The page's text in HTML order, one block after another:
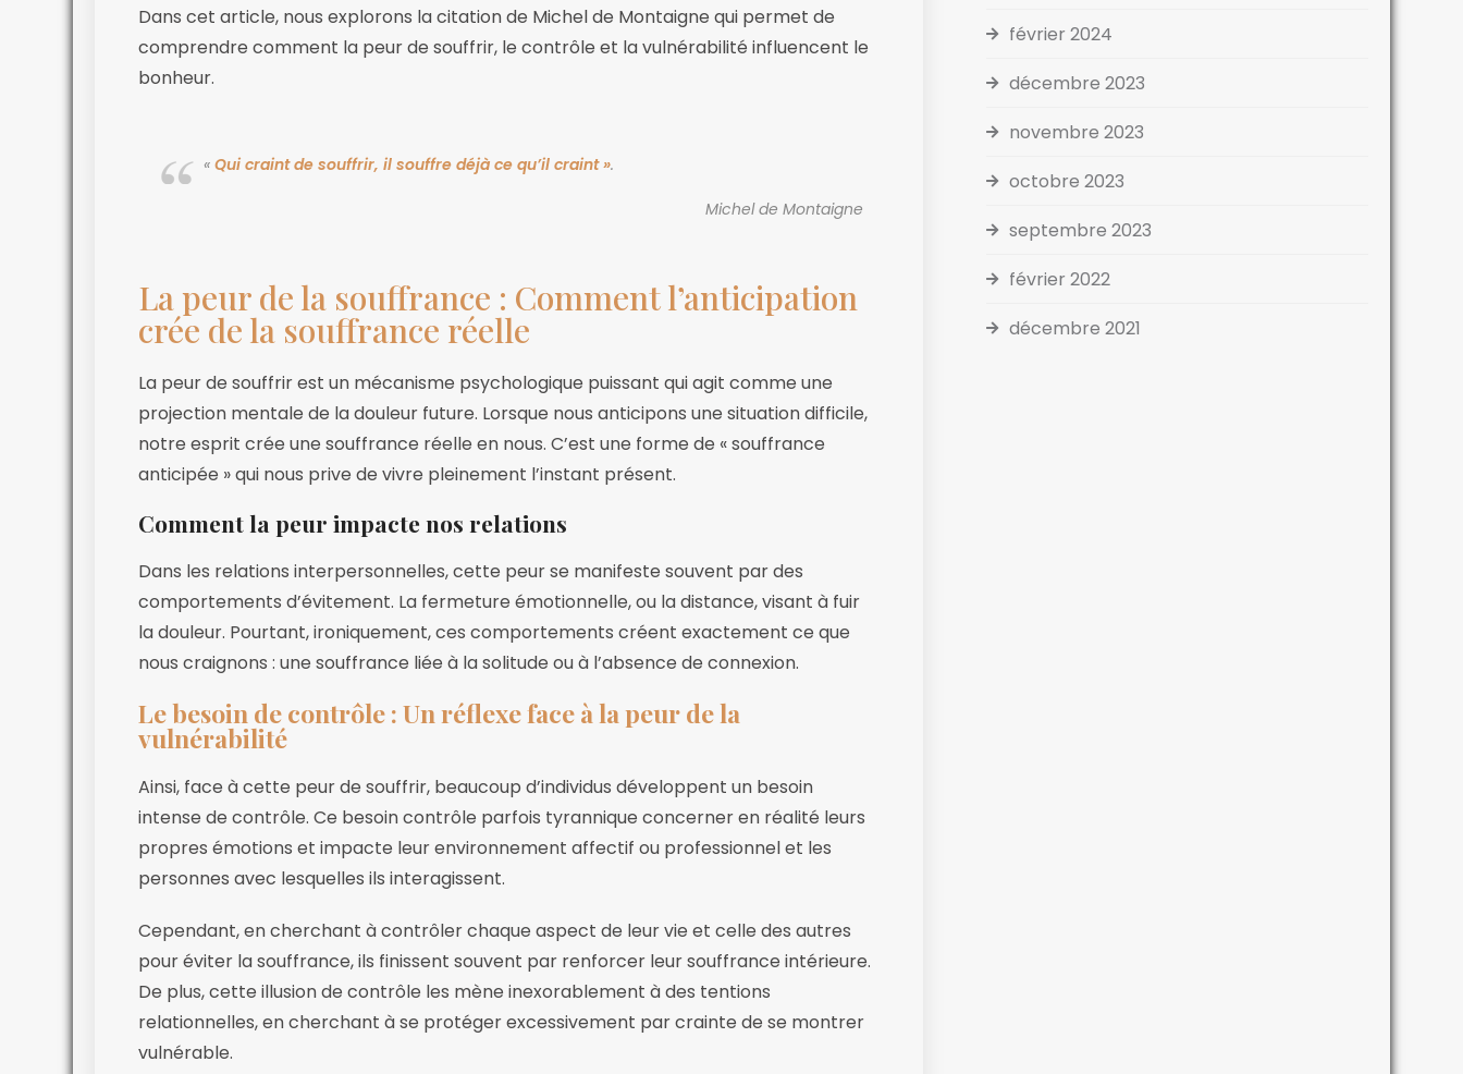
Dans cet article, nous explorons la citation de Michel de Montaigne qui permet de
comprendre comment la peur de souffrir, le contrôle et la vulnérabilité influencent le
bonheur.
« Qui craint de souffrir, il souffre déjà ce qu’il craint ».
Michel de Montaigne
La peur de la souffrance : Comment l’anticipation
crée de la souffrance réelle
La peur de souffrir est un mécanisme psychologique puissant qui agit comme une
projection mentale de la douleur future. Lorsque nous anticipons une situation difficile,
notre esprit crée une souffrance réelle en nous. C’est une forme de « souffrance
anticipée » qui nous prive de vivre pleinement l’instant présent.
Comment la peur impacte nos relations
Dans les relations interpersonnelles, cette peur se manifeste souvent par des
comportements d’évitement. La fermeture émotionnelle, ou la distance, visant à fuir
la douleur. Pourtant, ironiquement, ces comportements créent exactement ce que
nous craignons : une souffrance liée à la solitude ou à l’absence de connexion.
Le besoin de contrôle : Un réflexe face à la peur de la
vulnérabilité
Ainsi, face à cette peur de souffrir, beaucoup d’individus développent un besoin
intense de contrôle. Ce besoin contrôle parfois tyrannique concerner en réalité leurs
propres émotions et impacte leur environnement affectif ou professionnel et les
personnes avec lesquelles ils interagissent.
Cependant, en cherchant à contrôler chaque aspect de leur vie et celle des autres
pour éviter la souffrance, ils finissent souvent par renforcer leur souffrance intérieure.
De plus, cette illusion de contrôle les mène inexorablement à des tentions
relationnelles, en cherchant à se protéger excessivement par crainte de se montrer
vulnérable.
février 2024
décembre 2023
novembre 2023
octobre 2023
septembre 2023
février 2022
décembre 2021